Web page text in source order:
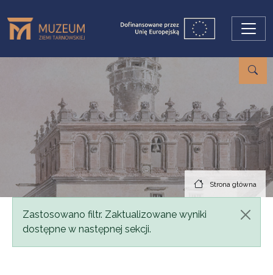
Strona główna
Komunikat
Zastosowano filtr. Zaktualizowane wyniki
dostępne w następnej sekcji.